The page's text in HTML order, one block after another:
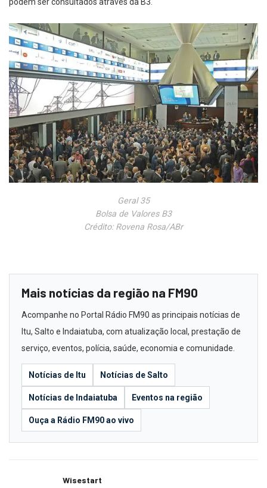
Geral 35
Bolsa de Valores B3
Crédito: Rovena Rosa/ABr
Mais notícias da região na FM90
Acompanhe no Portal Rádio FM90 as principais notícias de
Itu, Salto e Indaiatuba, com atualização local, prestação de
serviço, eventos, polícia, saúde, economia e comunidade.
Notícias de Itu Notícias de Salto
Notícias de Indaiatuba Eventos na região
Ouça a Rádio FM90 ao vivo
Wisestart